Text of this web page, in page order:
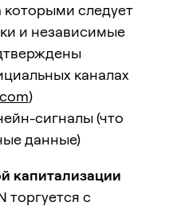
которыми следует
и независимые
каналах
)
сигналы (что
данные)
капитализации
торгуется с